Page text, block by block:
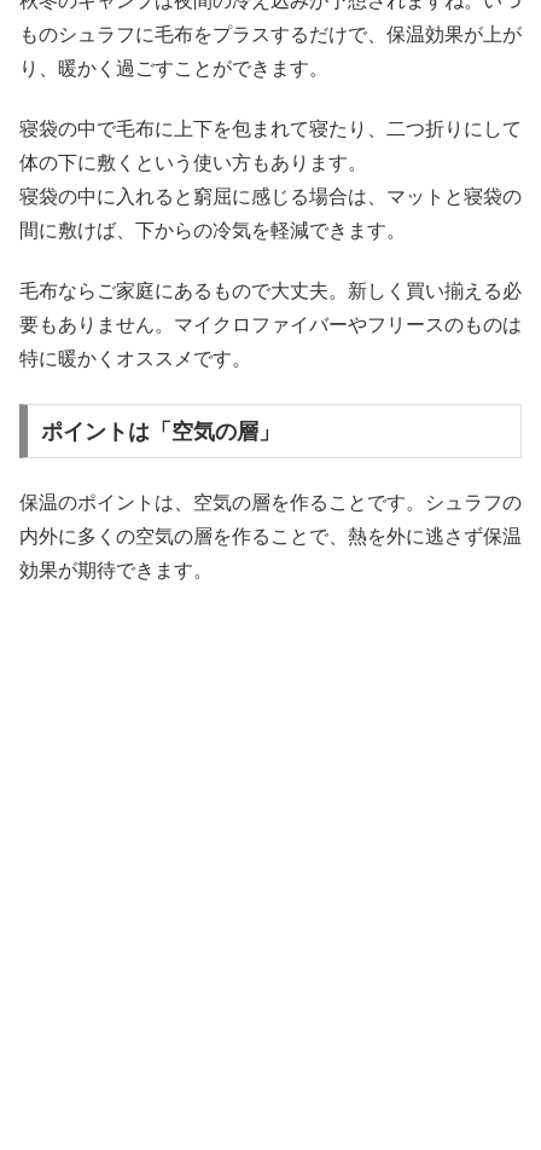
ものシュラフに毛布をプラスするだけで、保温効果が上が
り、暖かく過ごすことができます。
寝袋の中で毛布に上下を包まれて寝たり、二つ折りにして
体の下に敷くという使い方もあります。
寝袋の中に入れると窮屈に感じる場合は、マットと寝袋の
間に敷けば、下からの冷気を軽減できます。
毛布ならご家庭にあるもので大丈夫。新しく買い揃える必
要もありません。マイクロファイバーやフリースのものは
特に暖かくオススメです。
ポイントは「空気の層」
保温のポイントは、空気の層を作ることです。シュラフの
内外に多くの空気の層を作ることで、熱を外に逃さず保温
効果が期待できます。